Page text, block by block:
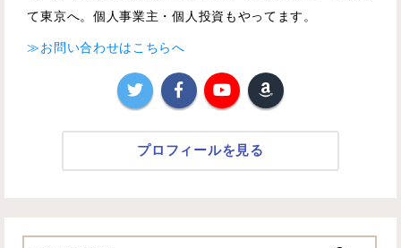
て東京へ。個人事業主・個人投資もやってます。
≫お問い合わせはこちらへ
プロフィールを見る